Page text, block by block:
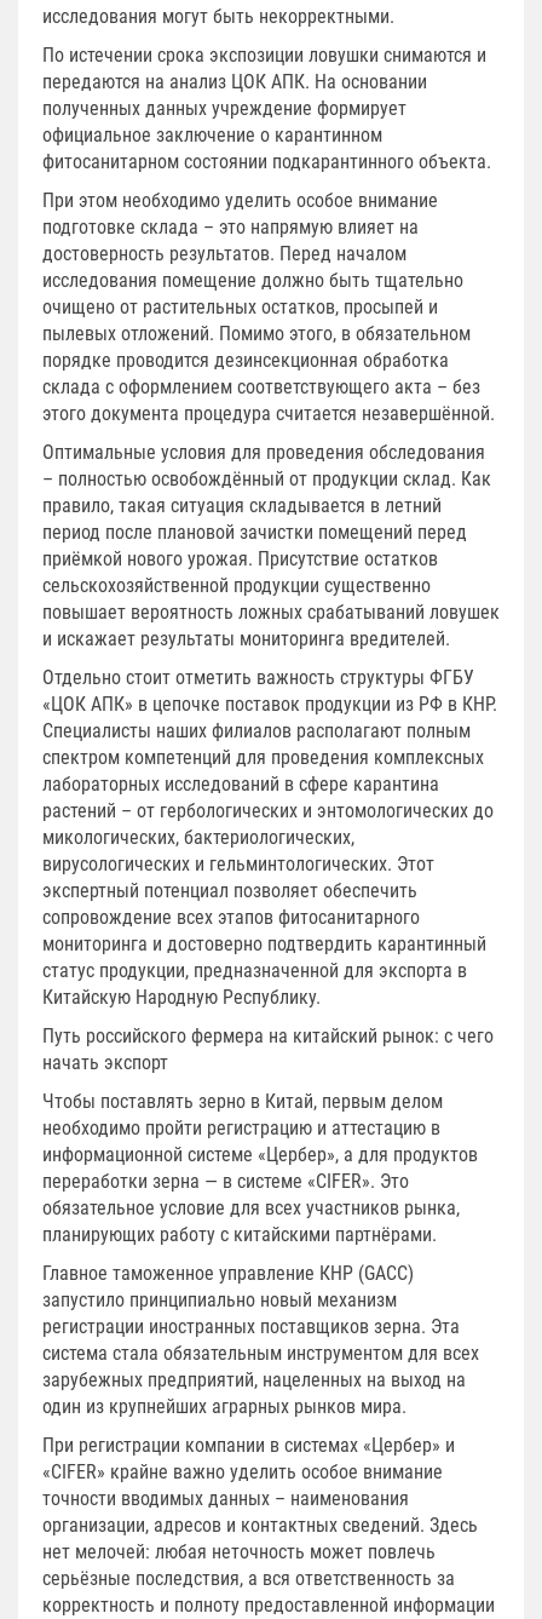
исследования могут быть некорректными.
По истечении срока экспозиции ловушки снимаются и
передаются на анализ ЦОК АПК. На основании
полученных данных учреждение формирует
официальное заключение о карантинном
фитосанитарном состоянии подкарантинного объекта.
При этом необходимо уделить особое внимание
подготовке склада – это напрямую влияет на
достоверность результатов. Перед началом
исследования помещение должно быть тщательно
очищено от растительных остатков, просыпей и
пылевых отложений. Помимо этого, в обязательном
порядке проводится дезинсекционная обработка
склада с оформлением соответствующего акта – без
этого документа процедура считается незавершённой.
Оптимальные условия для проведения обследования
– полностью освобождённый от продукции склад. Как
правило, такая ситуация складывается в летний
период после плановой зачистки помещений перед
приёмкой нового урожая. Присутствие остатков
сельскохозяйственной продукции существенно
повышает вероятность ложных срабатываний ловушек
и искажает результаты мониторинга вредителей.
Отдельно стоит отметить важность структуры ФГБУ
«ЦОК АПК» в цепочке поставок продукции из РФ в КНР.
Специалисты наших филиалов располагают полным
спектром компетенций для проведения комплексных
лабораторных исследований в сфере карантина
растений – от гербологических и энтомологических до
микологических, бактериологических,
вирусологических и гельминтологических. Этот
экспертный потенциал позволяет обеспечить
сопровождение всех этапов фитосанитарного
мониторинга и достоверно подтвердить карантинный
статус продукции, предназначенной для экспорта в
Китайскую Народную Республику.
Путь российского фермера на китайский рынок: с чего
начать экспорт
Чтобы поставлять зерно в Китай, первым делом
необходимо пройти регистрацию и аттестацию в
информационной системе «Цербер», а для продуктов
переработки зерна — в системе «CIFER». Это
обязательное условие для всех участников рынка,
планирующих работу с китайскими партнёрами.
Главное таможенное управление КНР (GACC)
запустило принципиально новый механизм
регистрации иностранных поставщиков зерна. Эта
система стала обязательным инструментом для всех
зарубежных предприятий, нацеленных на выход на
один из крупнейших аграрных рынков мира.
При регистрации компании в системах «Цербер» и
«CIFER» крайне важно уделить особое внимание
точности вводимых данных – наименования
организации, адресов и контактных сведений. Здесь
нет мелочей: любая неточность может повлечь
серьёзные последствия, а вся ответственность за
корректность и полноту предоставленной информации